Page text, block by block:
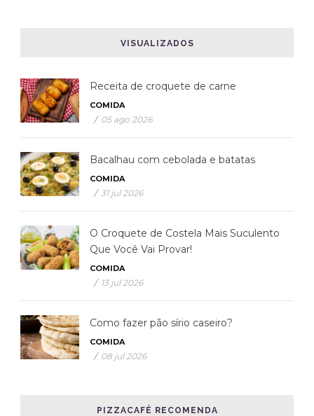
VISUALIZADOS
Receita de croquete de carne
COMIDA
/ 05 ago 2026
Bacalhau com cebolada e batatas
COMIDA
/ 31 jul 2026
O Croquete de Costela Mais Suculento
Que Você Vai Provar!
COMIDA
/ 13 jul 2026
Como fazer pão sírio caseiro?
COMIDA
/ 08 jul 2026
PIZZACAFÉ RECOMENDA